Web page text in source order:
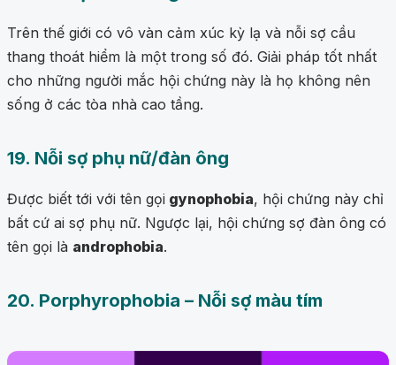
Trên thế giới có vô vàn cảm xúc kỳ lạ và nỗi sợ cầu
thang thoát hiểm là một trong số đó. Giải pháp tốt nhất
cho những người mắc hội chứng này là họ không nên
sống ở các tòa nhà cao tầng.
19. Nỗi sợ phụ nữ/đàn ông
Được biết tới với tên gọi gynophobia, hội chứng này chỉ
bất cứ ai sợ phụ nữ. Ngược lại, hội chứng sợ đàn ông có
tên gọi là androphobia.
20. Porphyrophobia – Nỗi sợ màu tím